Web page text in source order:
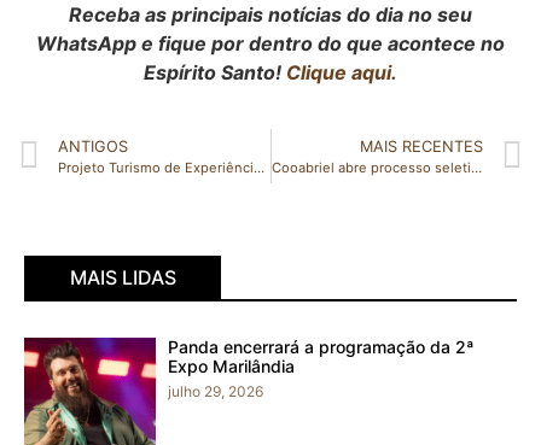
Receba as principais notícias do dia no seu
WhatsApp e fique por dentro do que acontece no
Espírito Santo! Clique aqui.
ANTIGOS
Projeto Turismo de Experiência seleciona 60 novos empreendimentos para 2024
MAIS RECENTES
Cooabriel abre processo seletivo. Veja as oportunidades!
MAIS LIDAS
Panda encerrará a programação da 2ª
Expo Marilândia
julho 29, 2026